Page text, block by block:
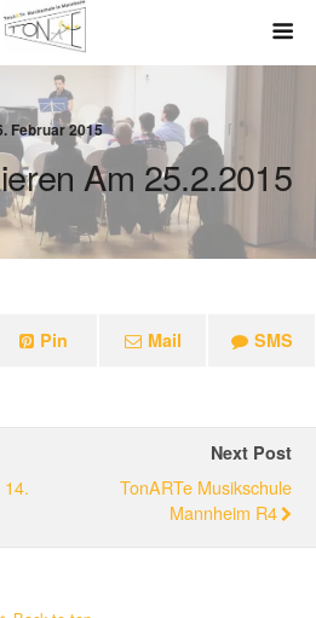
Februar 2015
Am 25.2.2015
Pin Mail SMS
Next Post
TonARTe Musikschule
Mannheim R4